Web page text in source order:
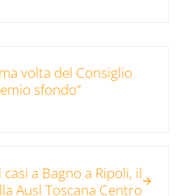
volta del Consiglio
sfondo”
a Bagno a Ripoli, il
Ausl Toscana Centro